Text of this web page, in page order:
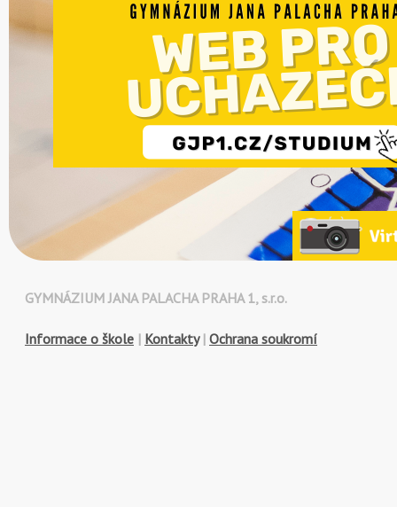
GYMNÁZIUM JANA PALACHA PRAHA 1, s.r.o.
Informace o škole | Kontakty| Ochrana soukromí